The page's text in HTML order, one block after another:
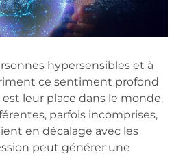
hypersensibles et à
ce sentiment profond
leur place dans le monde.
parfois incomprises,
en décalage avec les
peut générer une